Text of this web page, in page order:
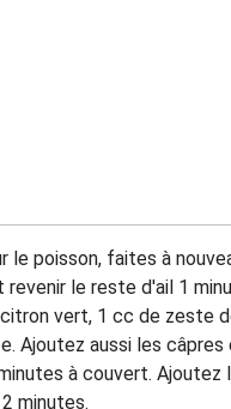
le poisson, faites à
revenir le reste d'ail 1
vert, 1 cc de zeste
Ajoutez aussi les
à couvert. Ajoutez
minutes.